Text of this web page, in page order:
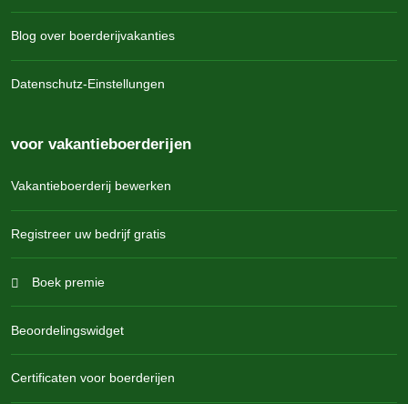
Blog over boerderijvakanties
Datenschutz-Einstellungen
voor vakantieboerderijen
Vakantieboerderij bewerken
Registreer uw bedrijf gratis
Boek premie
Beoordelingswidget
Certificaten voor boerderijen